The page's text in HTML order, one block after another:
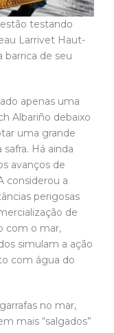
testando
Larrivet Haut-
barrica de seu
apenas uma
Albariño debaixo
uma grande
Há ainda
avanços de
considerou a
perigosas
de
com o mar,
simulam a ação
com água do
no mar,
mais “salgados”